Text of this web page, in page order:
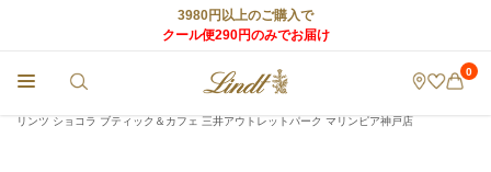
3980円以上のご購入で
クール便290円のみでお届け
0
リンツ ショコラ ブティック＆カフェ 三井アウトレットパーク マリンピア神戸店